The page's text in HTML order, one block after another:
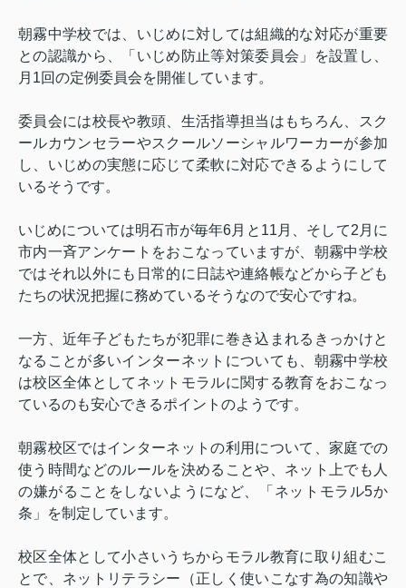
朝霧中学校では、いじめに対しては組織的な対応が重要
との認識から、「いじめ防止等対策委員会」を設置し、
月 1回の定例委員会を開催しています。
委員会には校長や教頭、生活指導担当はもちろん、スク
ールカウンセラーやスクールソーシャルワーカーが参加
し、いじめの実態に応じて柔軟に対応できるようにして
いるそうです。
いじめについては明石市が毎年6月と 11 月、そして2 月に
市内一斉アンケートをおこなっていますが、朝霧中学校
ではそれ以外にも日常的に日誌や連絡帳などから子ども
たちの状況把握に務めているそうなので安心ですね。
一方、近年子どもたちが犯罪に巻き込まれるきっかけと
なることが多いインターネットについても、朝霧中学校
は校区全体としてネットモラルに関する教育をおこなっ
ているのも安心できるポイントのようです。
朝霧校区ではインターネットの利用について、家庭での
使う時間などのルールを決めることや、ネット上でも人
の嫌がることをしないようになど、「ネットモラル5か
条」を制定しています。
校区全体として小さいうちからモラル教育に取り組むこ
とで、ネットリテラシー（正しく使いこなす為の知識や